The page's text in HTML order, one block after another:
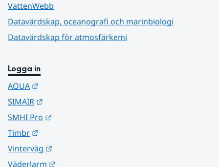
VattenWebb
Datavärdskap, oceanografi och marinbiologi
Datavärdskap för atmosfärkemi
Logga in
AQUA
SIMAIR
SMHI Pro
Timbr
Vinterväg
Väderlarm